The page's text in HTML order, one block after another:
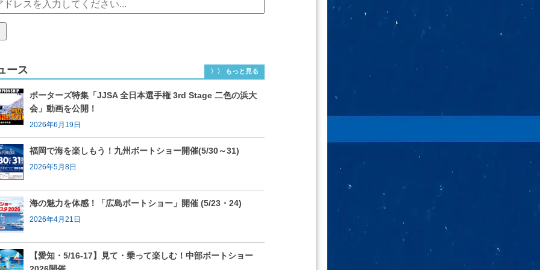
ース 〉〉 もっと見る
ボーターズ特集「JJSA 全日本選手権 3rd Stage 二色の浜大
会」動画を公開！
2026年6月19日
福岡で海を楽しもう！九州ボートショー開催(5/30～31)
2026年5月8日
海の魅力を体感！「広島ボートショー」開催 (5/23・24)
2026年4月21日
【愛知・5/16-17】見て・乗って楽しむ！中部ボートショー